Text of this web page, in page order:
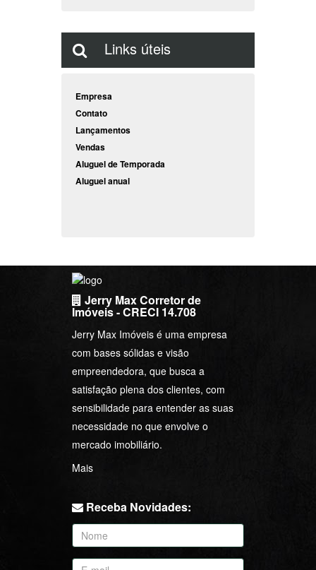
Links úteis
Empresa
Contato
Lançamentos
Vendas
Aluguel de Temporada
Jerry Max Corretor de
Imóveis - CRECI 14.708
Jerry Max Imóveis é uma empresa
com bases sólidas e visão
empreendedora, que busca a
satisfação plena dos clientes, com
sensibilidade para entender as suas
necessidade no que envolve o
Receba Novidades: